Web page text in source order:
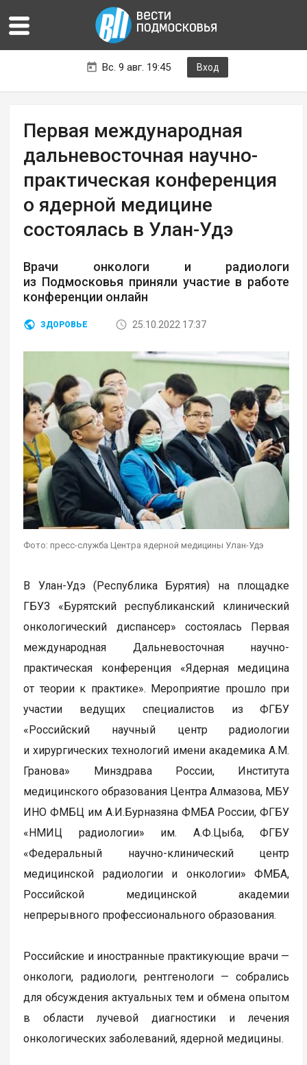
Вс. 9 авг. 19:45 Вход
Первая международная
дальневосточная научно-
практическая конференция
о ядерной медицине
состоялась в Улан-Удэ
Врачи онкологи и радиологи
из Подмосковья приняли участие в работе
конференции онлайн
ЗДОРОВЬЕ 25.10.2022 17:37
Фото: пресс-служба Центра ядерной медицины Улан-Удэ
В Улан-Удэ (Республика Бурятия) на площадке
ГБУЗ «Бурятский республиканский клинический
онкологический диcпaнcep» состоялась Первая
международная Дальневосточная научно-
практическая конференция «Ядерная медицина
от теории к практике». Мероприятие прошло при
участии ведущих специалистов из ФГБУ
«Российский научный центр радиологии
и хирургических технологий имени академика А.М.
Гранова» Минздрава России, Института
медицинского образования Центра Алмазова, МБУ
ИНО ФМБЦ им А.И.Бурназяна ФМБА России, ФГБУ
«НМИЦ радиологии» им. А.Ф.Цыба, ФГБУ
«Федеральный научно-клинический центр
медицинской радиологии и онкологии» ФМБА,
Российской медицинской академии
непрерывного профессионального образования.
Российские и иностранные практикующие врачи —
онкологи, радиологи, рентгенологи — собрались
для обсуждения актуальных тем и обмена опытом
в области лучевой диагностики и лечения
онкологических заболеваний, ядерной медицины.